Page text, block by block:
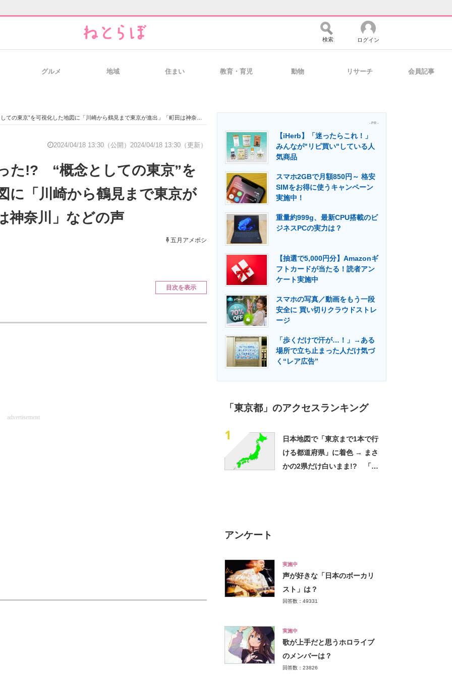
経営リーダーのコミュニティ マーケ×ITの今がよく分かる
製造業のIT導入・活用を支援
エネルギーの専門メディア 建設×テクノロジーの最前線
検索 ログイン
グルメ 地域 住まい 教育・育児 動物 リサーチ 会員記事
東京”を可視化した地図に「川崎から鶴見まで東京が進出」「町田は神奈川」などの声
2024/04/18 13:30（公開） 2024/04/18 13:30（更新）
た!? “概念としての東京”を
に「川崎から鶴見まで東京が
神奈川」などの声
五月アメボシ
目次を表示
advertisement
- PR -
【iHerb】「迷ったらこれ！」
みんなが"リピ買い"している人
気商品
スマホ2GBで月額850円～ 格安
SIMをお得に使うキャンペーン
実施中！
重量約999g、最新CPU搭載のビ
ジネスPCの実力は？
【抽選で5,000円分】Amazonギ
フトカードが当たる！読者アン
ケート実施中
スマホの写真／動画をもう一段
安全に 買い切りクラウドストレ
ージ
「歩くだけで汗が…！」→ある
場所で立ち止まった人だけ気づ
く“レア広告”
「東京都」のアクセスランキング
1
日本地図で「東京まで1本で行
ける都道府県」に着色 → まさ
かの2県だけ白いまま!? 「知
アンケート
実施中
声が好きな「日本のボーカリ
スト」は？
回答数：49331
実施中
歌が上手だと思うホロライブ
のメンバーは？
回答数：23826